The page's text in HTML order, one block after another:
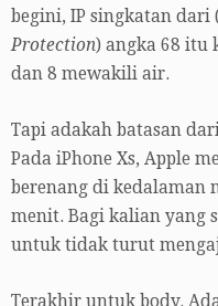
begini, IP singkatan dari
Protection) angka 68 itu
dan 8 mewakili air.
Tapi adakah batasan
Pada iPhone Xs, Apple
berenang di kedalaman
menit. Bagi kalian yang
untuk tidak turut
Terakhir untuk body.